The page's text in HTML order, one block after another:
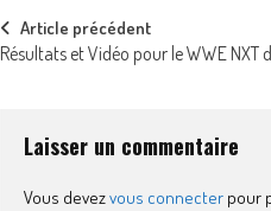
Post
Article précédent
Résultats et Vidéo pour le WWE NXT
Laisser un commentaire
Vous devezvous connecter pour